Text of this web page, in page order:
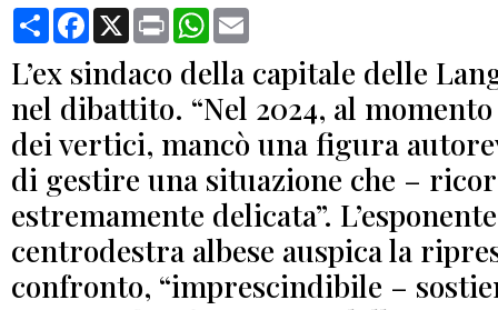
CondividiFacebook
X Print WhatsApp
L’ex sindaco della capitale delle
nel dibattito. “Nel 2024, al
dei vertici, mancò una figura
di gestire una situazione che –
estremamente delicata”.
centrodestra albese auspica la
confronto, “imprescindibile –